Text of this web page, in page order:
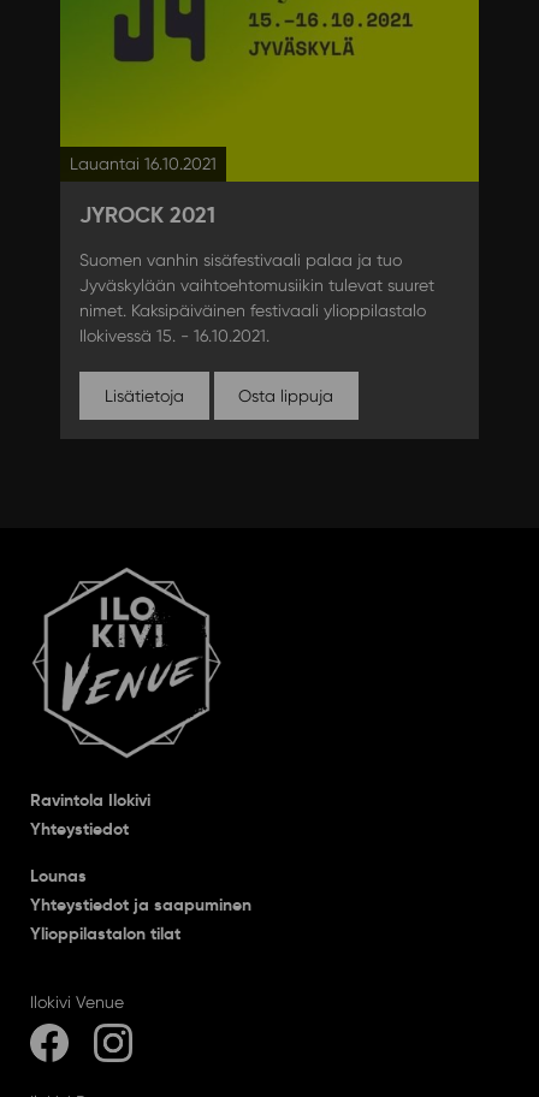
Lauantai 16.10.2021
JYROCK 2021
Suomen vanhin sisäfestivaali palaa ja tuo
Jyväskylään vaihtoehtomusiikin tulevat suuret
nimet. Kaksipäiväinen festivaali ylioppilastalo
Ilokivessä 15. - 16.10.2021.
Lisätietoja Osta lippuja
Ravintola Ilokivi
Yhteystiedot
Lounas
Yhteystiedot ja saapuminen
Ylioppilastalon tilat
Ilokivi Venue